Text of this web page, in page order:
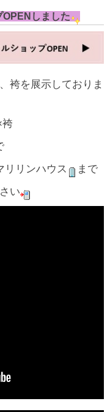
しました
袴を展示しておりま
リリンハウス
まで
い